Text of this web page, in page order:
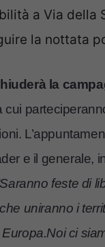
a Via della
la nottata
la
cui
e il generale,
feste di
uniranno i
ci